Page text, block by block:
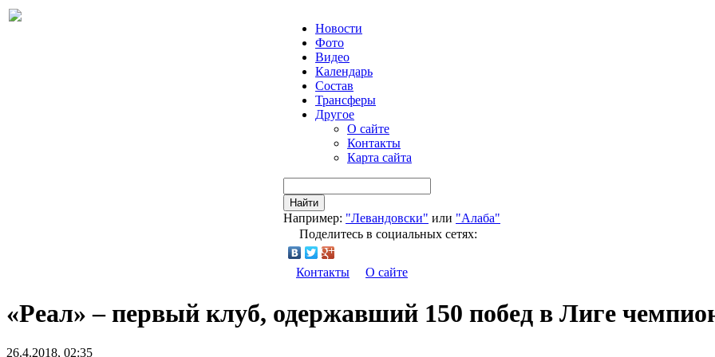
Новости
Фото
Видео
Календарь
Состав
Трансферы
Другое
О сайте
Контакты
Карта сайта
Найти
Например: "Левандовски" или "Алаба"
Поделитесь в социальных сетях:
Контакты О сайте
«Реал» – первый клуб, одержавший 150 побед в Лиге
26.4.2018, 02:35